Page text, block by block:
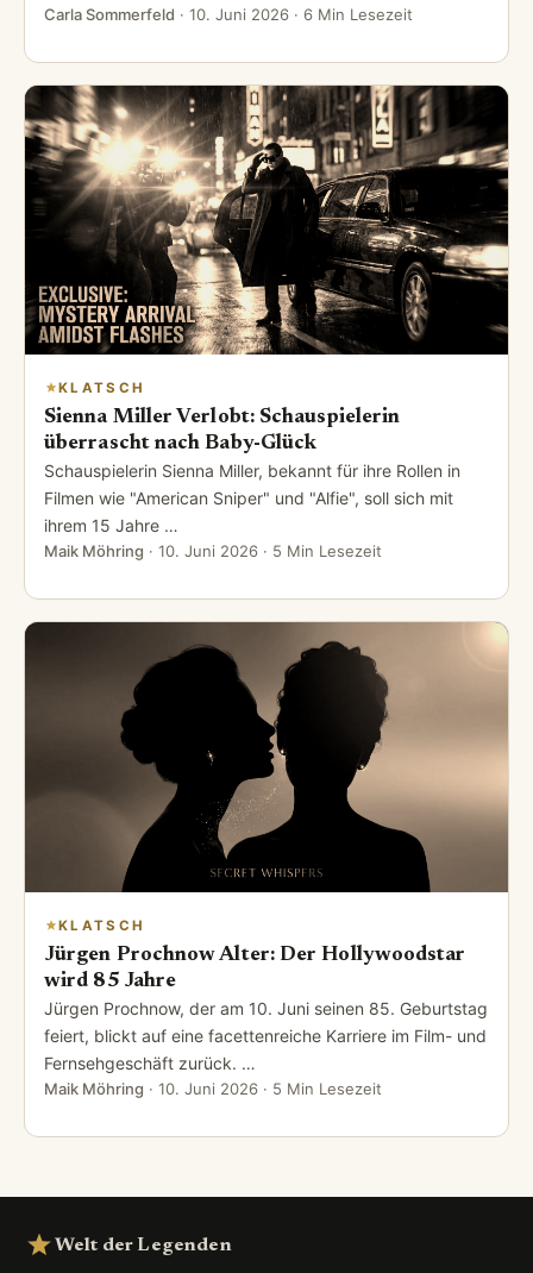
Carla Sommerfeld · 10. Juni 2026 · 6 Min Lesezeit
KLATSCH
Sienna Miller Verlobt: Schauspielerin
überrascht nach Baby-Glück
Schauspielerin Sienna Miller, bekannt für ihre Rollen in
Filmen wie "American Sniper" und "Alfie", soll sich mit
ihrem 15 Jahre …
Maik Möhring · 10. Juni 2026 · 5 Min Lesezeit
KLATSCH
Jürgen Prochnow Alter: Der Hollywoodstar
wird 85 Jahre
Jürgen Prochnow, der am 10. Juni seinen 85. Geburtstag
feiert, blickt auf eine facettenreiche Karriere im Film- und
Fernsehgeschäft zurück. …
Maik Möhring · 10. Juni 2026 · 5 Min Lesezeit
Welt der Legenden